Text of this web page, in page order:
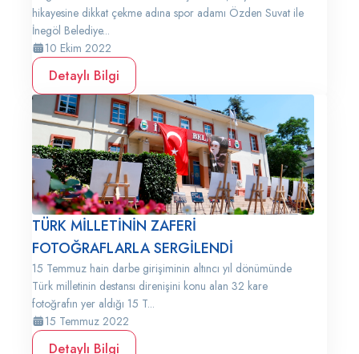
hikayesine dikkat çekme adına spor adamı Özden Suvat ile
İnegöl Belediye...
10 Ekim 2022
Detaylı Bilgi
TÜRK MİLLETİNİN ZAFERİ
FOTOĞRAFLARLA SERGİLENDİ
15 Temmuz hain darbe girişiminin altıncı yıl dönümünde
Türk milletinin destansı direnişini konu alan 32 kare
fotoğrafın yer aldığı 15 T...
15 Temmuz 2022
Detaylı Bilgi